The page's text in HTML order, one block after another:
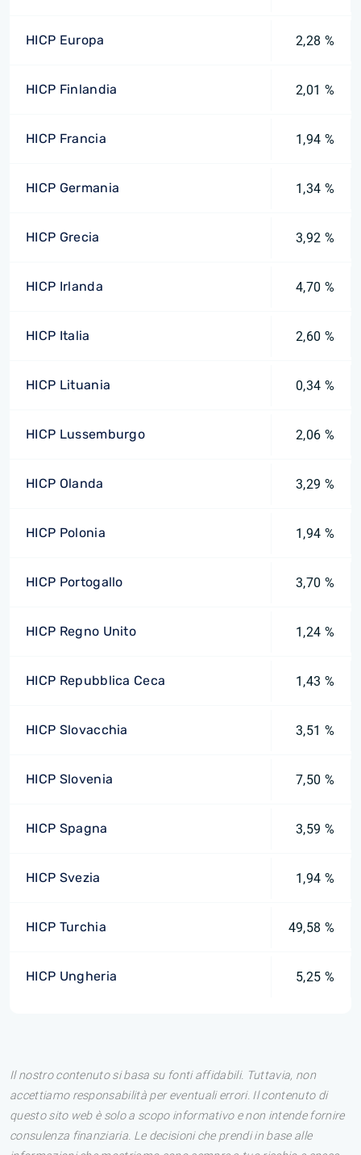
HICP Europa 2,28 %
HICP Finlandia 2,01 %
HICP Francia 1,94 %
HICP Germania 1,34 %
HICP Grecia 3,92 %
HICP Irlanda 4,70 %
HICP Italia 2,60 %
HICP Lituania 0,34 %
HICP Lussemburgo 2,06 %
HICP Olanda 3,29 %
HICP Polonia 1,94 %
HICP Portogallo 3,70 %
HICP Regno Unito 1,24 %
HICP Repubblica Ceca 1,43 %
HICP Slovacchia 3,51 %
HICP Slovenia 7,50 %
HICP Spagna 3,59 %
HICP Svezia 1,94 %
HICP Turchia 49,58 %
HICP Ungheria 5,25 %
Il nostro contenuto si basa su fonti affidabili. Tuttavia, non
accettiamo responsabilità per eventuali errori. Il contenuto di
questo sito web è solo a scopo informativo e non intende fornire
consulenza finanziaria. Le decisioni che prendi in base alle